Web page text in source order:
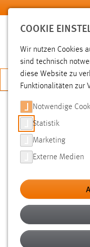
Zum Hauptinhalt springen
SUCHE
FILTER
Typ
Erstellungsdatum
Alter
COOKIE
Wir nutzen Cookies
sind technisch
diese Website zu
Funktionalitäten zur
Notwendige
Statistik
Marketing
Externe Medien